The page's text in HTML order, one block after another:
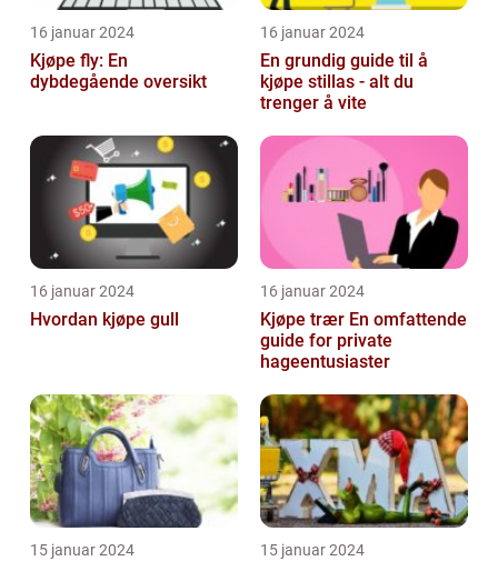
16 januar 2024
Kjøpe fly: En
dybdegående oversikt
16 januar 2024
En grundig guide til å
kjøpe stillas - alt du
trenger å vite
16 januar 2024
Hvordan kjøpe gull
16 januar 2024
Kjøpe trær En omfattende
guide for private
hageentusiaster
15 januar 2024 15 januar 2024